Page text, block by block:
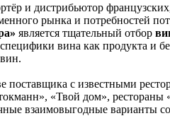
и дистрибьютор
рынка и потребностей
является тщательный отбор
вина как продукта и
поставщика с известными
«Твой дом»,
взаимовыгодные варианты